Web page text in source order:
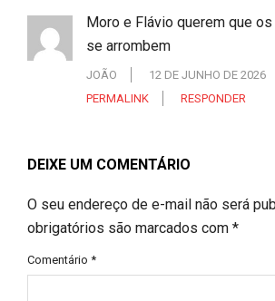
Moro e Flávio querem que
se arrombem
JOÃO
12 DE JUNHO DE 2026
PERMALINK
RESPONDER
DEIXE UM COMENTÁRIO
O seu endereço de e-mail não será
obrigatórios são marcados com *
Comentário *